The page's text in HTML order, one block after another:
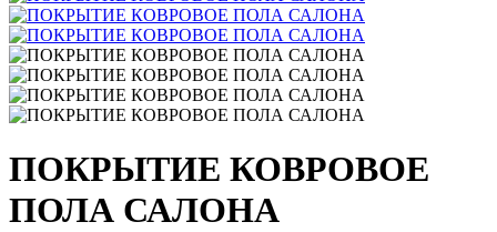
ПОКРЫТИЕ КОВРОВОЕ
ПОЛА САЛОНА